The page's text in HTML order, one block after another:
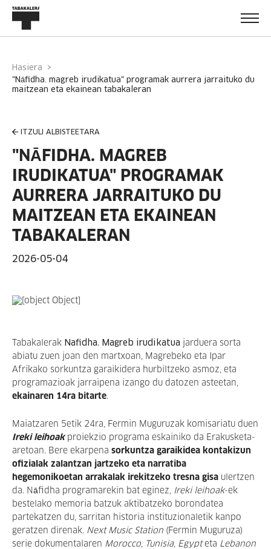
Hasiera
"nāfidha. magreb irudikatua" programak aurrera jarraituko du
maitzean eta ekainean tabakaleran
ITZULI ALBISTEETARA
"NĀFIDHA. MAGREB
IRUDIKATUA" PROGRAMAK
AURRERA JARRAITUKO DU
MAITZEAN ETA EKAINEAN
TABAKALERAN
2026-05-04
Tabakalerak Nafidha. Magreb irudikatua jarduera sorta
abiatu zuen joan den martxoan, Magrebeko eta Ipar
Afrikako sorkuntza garaikidera hurbiltzeko asmoz, eta
programazioak jarraipena izango du datozen asteetan,
ekainaren 14ra bitarte.
Maiatzaren 5etik 24ra, Fermin Muguruzak komisariatu duen
Ireki leihoakproiekzio programa eskainiko da Erakusketa-
aretoan. Bere ekarpena sorkuntza garaikidea kontakizun
ofizialak zalantzan jartzeko eta narratiba
hegemonikoetan arrakalak irekitzeko tresna gisa ulertzen
da. Nāfidha programarekin bat eginez, Ireki leihoak-ek
bestelako memoria batzuk aktibatzeko borondatea
partekatzen du, sarritan historia instituzionaletik kanpo
geratzen direnak. Next Music Station (Fermin Muguruza)
serie dokumentalaren Morocco, Tunisia, Egypteta Lebanon